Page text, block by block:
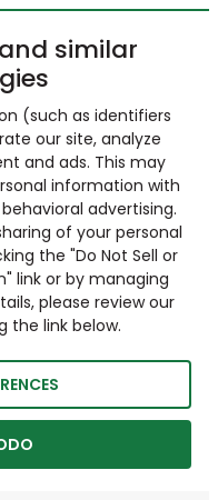
similar
(such as identifiers
our site, analyze
and ads. This may
information with
advertising.
of your personal
the "Do Not Sell or
link or by managing
please review our
the link below.